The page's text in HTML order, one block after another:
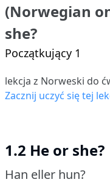
(Norwegian
she?
Początkujący 1
lekcja z Norweski do
Zacznij uczyć się tej
1.2 He or she?
Han eller hun?